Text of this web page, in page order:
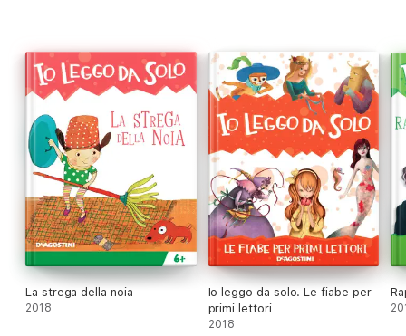
La strega della noia
2018
Io leggo da solo. Le fiabe per
primi lettori
2018